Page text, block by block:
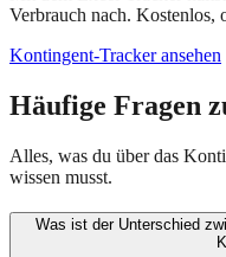
Verbrauch nach. Kostenlos,
Kontingent-Trackeransehen
Häufige Fragen
Alles, was du über das
wissen musst.
Was ist der Unterschied